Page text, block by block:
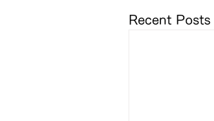
Recent Posts